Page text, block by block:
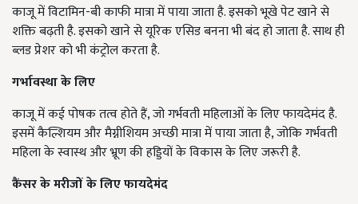
काजू में विटामिन-बी काफी मात्रा में पाया जाता है. इसको भूखे पेट खाने से
शक्ति बढ़ती है. इसको खाने से यूरिक एसिड बनना भी बंद हो जाता है. साथ ही
ब्लड प्रेशर को भी कंट्रोल करता है.
गर्भावस्था के लिए
काजू में कई पोषक तत्व होते हैं, जो गर्भवती महिलाओं के लिए फायदेमंद है.
इसमें कैल्शियम और मैग्नीशियम अच्छी मात्रा में पाया जाता है, जोकि गर्भवती
महिला के स्वास्थ और भ्रूण की हड्डियों के विकास के लिए जरूरी है.
कैंसर के मरीजों के लिए फायदेमंद